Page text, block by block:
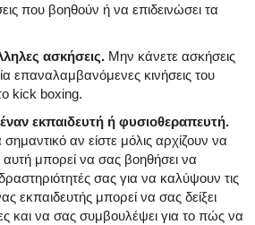
που βοηθούν ή να επιδεινώσει τα
ασκήσεις. Μην κάνετε ασκήσεις
επαναλαμβανόμενες κινήσεις του
kick boxing.
εκπαιδευτή ή φυσιοθεραπευτή.
σημαντικό αν είστε μόλις αρχίζουν να
μπορεί να σας βοηθήσει να
σας για να καλύψουν τις
εκπαιδευτής μπορεί να σας δείξει
και να σας συμβουλέψει για το πώς να